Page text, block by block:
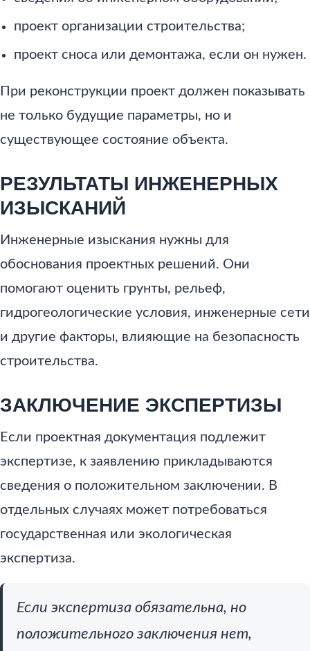
проект организации строительства;
проект сноса или демонтажа, если он нужен.
При реконструкции проект должен показывать
не только будущие параметры, но и
существующее состояние объекта.
РЕЗУЛЬТАТЫ ИНЖЕНЕРНЫХ
ИЗЫСКАНИЙ
Инженерные изыскания нужны для
обоснования проектных решений. Они
помогают оценить грунты, рельеф,
гидрогеологические условия, инженерные сети
и другие факторы, влияющие на безопасность
строительства.
ЗАКЛЮЧЕНИЕ ЭКСПЕРТИЗЫ
Если проектная документация подлежит
экспертизе, к заявлению прикладываются
сведения о положительном заключении. В
отдельных случаях может потребоваться
государственная или экологическая
экспертиза.
Если экспертиза обязательна, но
положительного заключения нет,